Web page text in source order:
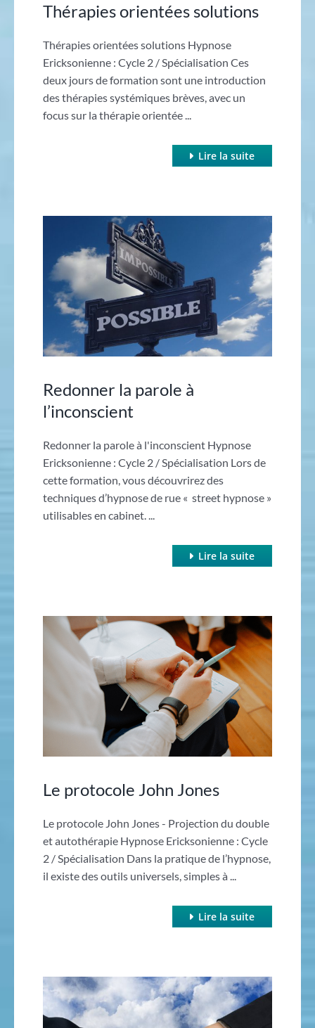
Thérapies orientées solutions
Thérapies orientées solutions Hypnose
Ericksonienne : Cycle 2 / Spécialisation Ces
deux jours de formation sont une introduction
des thérapies systémiques brèves, avec un
focus sur la thérapie orientée ...
Lire la suite
Redonner la parole à
l’inconscient
Redonner la parole à l'inconscient Hypnose
Ericksonienne : Cycle 2 / Spécialisation Lors de
cette formation, vous découvrirez des
techniques d’hypnose de rue « street hypnose »
utilisables en cabinet. ...
Lire la suite
Le protocole John Jones
Le protocole John Jones - Projection du double
et autothérapie Hypnose Ericksonienne : Cycle
2 / Spécialisation Dans la pratique de l’hypnose,
il existe des outils universels, simples à ...
Lire la suite